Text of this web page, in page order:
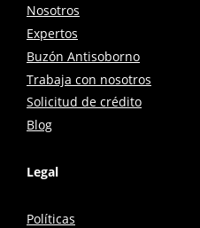
Nosotros
Expertos
Buzón Antisoborno
Trabaja con nosotros
Solicitud de crédito
Blog
Legal
Políticas